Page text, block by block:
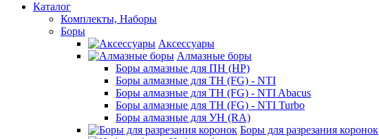
Каталог
Комплекты, Наборы
Боры
Аксессуары
Алмазные боры
Боры алмазные для ПН (HP)
Боры алмазные для ТН (FG) - NTI
Боры алмазные для ТН (FG) - NTI Abacus
Боры алмазные для ТН (FG) - NTI Turbo
Боры алмазные для УН (RA)
Боры для разрезания коронок